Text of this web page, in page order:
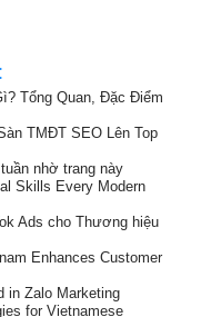
Tổng Quan, Đặc Điểm
TMĐT SEO Lên Top
nhờ trang này
Skills Every Modern
Ads cho Thương hiệu
Enhances Customer
in Zalo Marketing
for Vietnamese